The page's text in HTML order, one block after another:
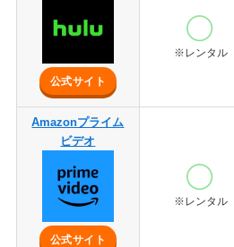
公式サイト
※レンタル
Amazonプライム
ビデオ
公式サイト
※レンタル